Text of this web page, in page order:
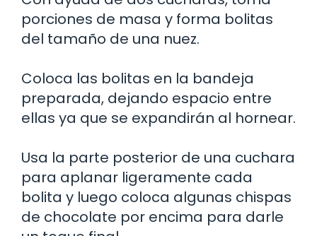
porciones de masa y forma bolitas
del tamaño de una nuez.
Coloca las bolitas en la bandeja
preparada, dejando espacio entre
ellas ya que se expandirán al hornear.
Usa la parte posterior de una cuchara
para aplanar ligeramente cada
bolita y luego coloca algunas chispas
de chocolate por encima para darle